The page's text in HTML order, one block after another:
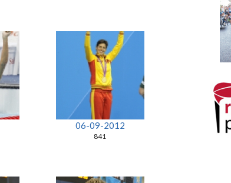
06-09-2012
841